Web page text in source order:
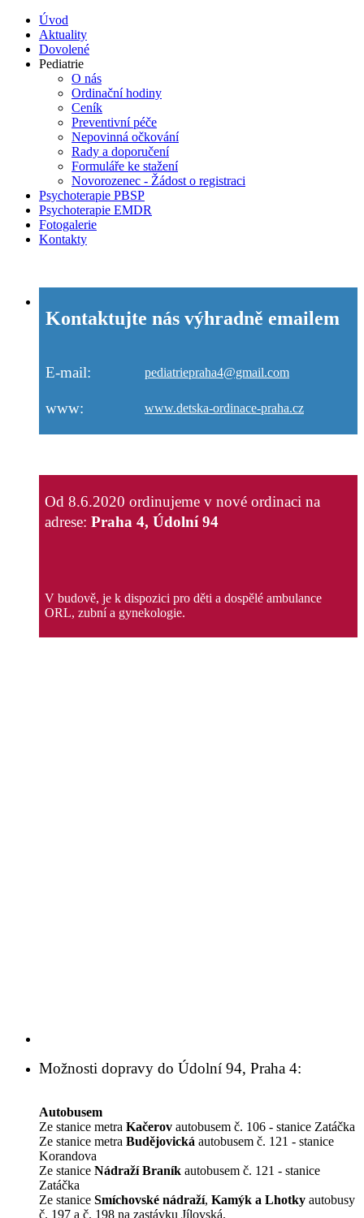
Úvod
Aktuality
Dovolené
Pediatrie
O nás
Ordinační hodiny
Ceník
Preventivní péče
Nepovinná očkování
Rady a doporučení
Formuláře ke stažení
Novorozenec - Žádost o registraci
Psychoterapie PBSP
Psychoterapie EMDR
Fotogalerie
Kontakty
Kontaktujte nás výhradně emailem
E-mail: pediatriepraha4@gmail.com
www: www.detska-ordinace-praha.cz
Od 8.6.2020 ordinujeme v nové ordinaci na
adrese: Praha 4, Údolní 94
V budově, je k dispozici pro děti a dospělé ambulance
ORL, zubní a gynekologie.
Možnosti dopravy do Údolní 94, Praha 4:
Autobusem
Ze stanice metra Kačerov autobusem č. 106 - stanice Zatáčka
Ze stanice metra Budějovická autobusem č. 121 - stanice
Korandova
Ze stanice Nádraží Braník autobusem č. 121 - stanice
Zatáčka
Ze stanice Smíchovské nádraží, Kamýk a Lhotky autobusy
č. 197 a č. 198 na zastávku Jílovská.